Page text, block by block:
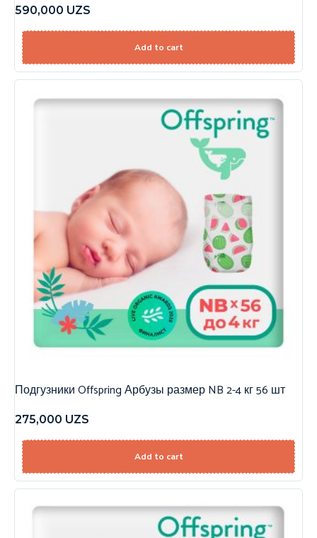
590,000 UZS
Add to cart
Подгузники Offspring Арбузы размер NB 2-4 кг 56 шт
275,000 UZS
Add to cart